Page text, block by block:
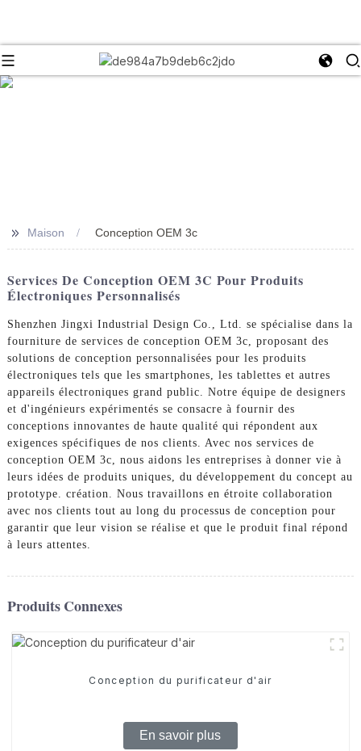
>> Maison Conception OEM 3c
Services De Conception OEM 3C Pour Produits
Électroniques Personnalisés
Shenzhen Jingxi Industrial Design Co., Ltd. se spécialise dans la
fourniture de services de conception OEM 3c, proposant des
solutions de conception personnalisées pour les produits
électroniques tels que les smartphones, les tablettes et autres
appareils électroniques grand public. Notre équipe de designers
et d'ingénieurs expérimentés se consacre à fournir des
conceptions innovantes de haute qualité qui répondent aux
exigences spécifiques de nos clients. Avec nos services de
conception OEM 3c, nous aidons les entreprises à donner vie à
leurs idées de produits uniques, du développement du concept au
prototype. création. Nous travaillons en étroite collaboration
avec nos clients tout au long du processus de conception pour
garantir que leur vision se réalise et que le produit final répond
à leurs attentes.
Produits Connexes
Conception du purificateur d'air
En savoir plus